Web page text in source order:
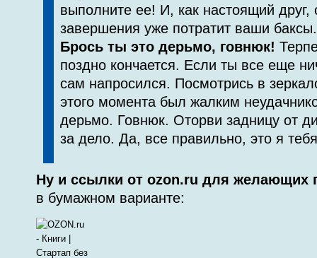
выполните ее! И, как настоящий друг,
завершения уже потратит ваши баксы.
Брось ты это дерьмо, говнюк!
поздно кончает­ся. Если ты все еще
сам напросился. Посмотрись в
этого момента был жалким
дерьмо. Говнюк. Оторви задницу от
за дело. Да, все правильно, это я
Ну и ссылки от ozon.ru для желающих
в бумажном варианте: